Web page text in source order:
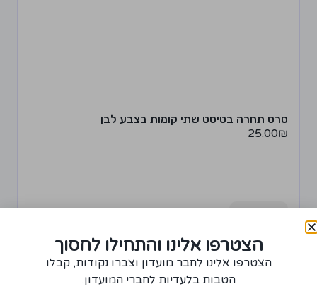
סרט תחרה בטיסט שתי קומות בצבע לבן
25.00₪
מידע נוסף
הצטרפו אלינו והתחילו לחסוך
הצטרפו אלינו לחבר מועדון וצברו נקודות, קבלו
הטבות בלעדיות לחברי המועדון.